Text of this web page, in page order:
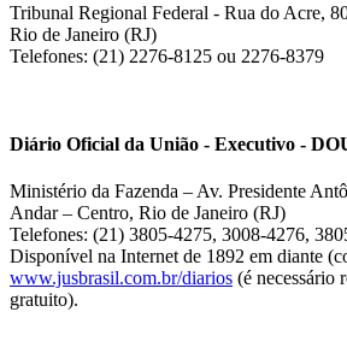
Tribunal Regional Federal - Rua do Acre,
Rio de Janeiro (RJ)
Telefones: (21) 2276-8125 ou 2276-8379
Diário Oficial da União - Executivo -
Ministério da Fazenda – Av. Presidente
Andar – Centro, Rio de Janeiro (RJ)
Telefones: (21) 3805-4275, 3008-4276,
Disponível na Internet de 1892 em diante
www.jusbrasil.com.br/diarios (é necessário
gratuito).